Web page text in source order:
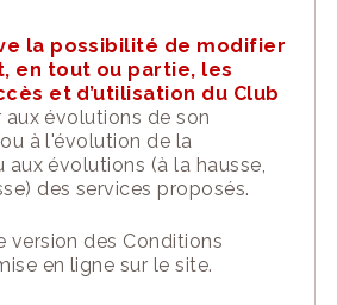
la possibilité de modifier
en tout ou partie, les
et d’utilisation du Club
évolutions de son
à l'évolution de la
évolutions (à la hausse,
des services proposés.
version des Conditions
en ligne sur lesite.